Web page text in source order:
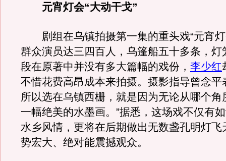
元宵灯会“大动干戈”
剧组在乌镇拍摄第一集的重头戏“元宵灯
群众演员达三四百人，乌篷船五十多条，灯
段在原著中并没有多大篇幅的戏份， 李少红
不惜花费高昂成本来拍摄。摄影指导曾念平
所以选在乌镇西栅，就是因为无论从哪个角
一幅绝美的水墨画。”据悉，这场戏不仅有
水乡风情，更将在后期做出无数盏孔明灯飞
势宏大、绝对能震撼观众。